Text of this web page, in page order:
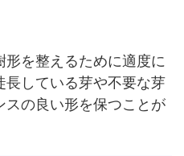
を整えるために適度に
長している芽や不要な芽
スの良い形を保つことが